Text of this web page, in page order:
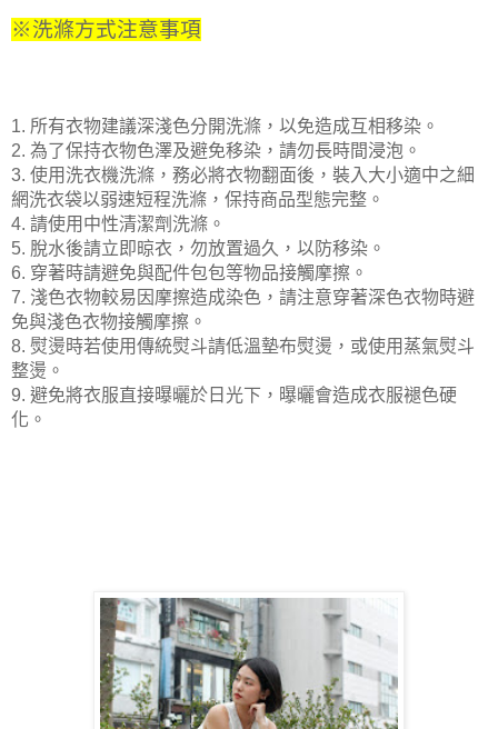
※洗滌方式注意事項
1. 所有衣物建議深淺色分開洗滌，以免造成互相移染。
2. 為了保持衣物色澤及避免移染，請勿長時間浸泡。
3. 使用洗衣機洗滌，務必將衣物翻面後，裝入大小適中之細
網洗衣袋以弱速短程洗滌，保持商品型態完整。
4. 請使用中性清潔劑洗滌。
5. 脫水後請立即晾衣，勿放置過久，以防移染。
6. 穿著時請避免與配件包包等物品接觸摩擦。
7. 淺色衣物較易因摩擦造成染色，請注意穿著深色衣物時避
免與淺色衣物接觸摩擦。
8. 熨燙時若使用傳統熨斗請低溫墊布熨燙，或使用蒸氣熨斗
整燙。
9. 避免將衣服直接曝曬於日光下，曝曬會造成衣服褪色硬
化。